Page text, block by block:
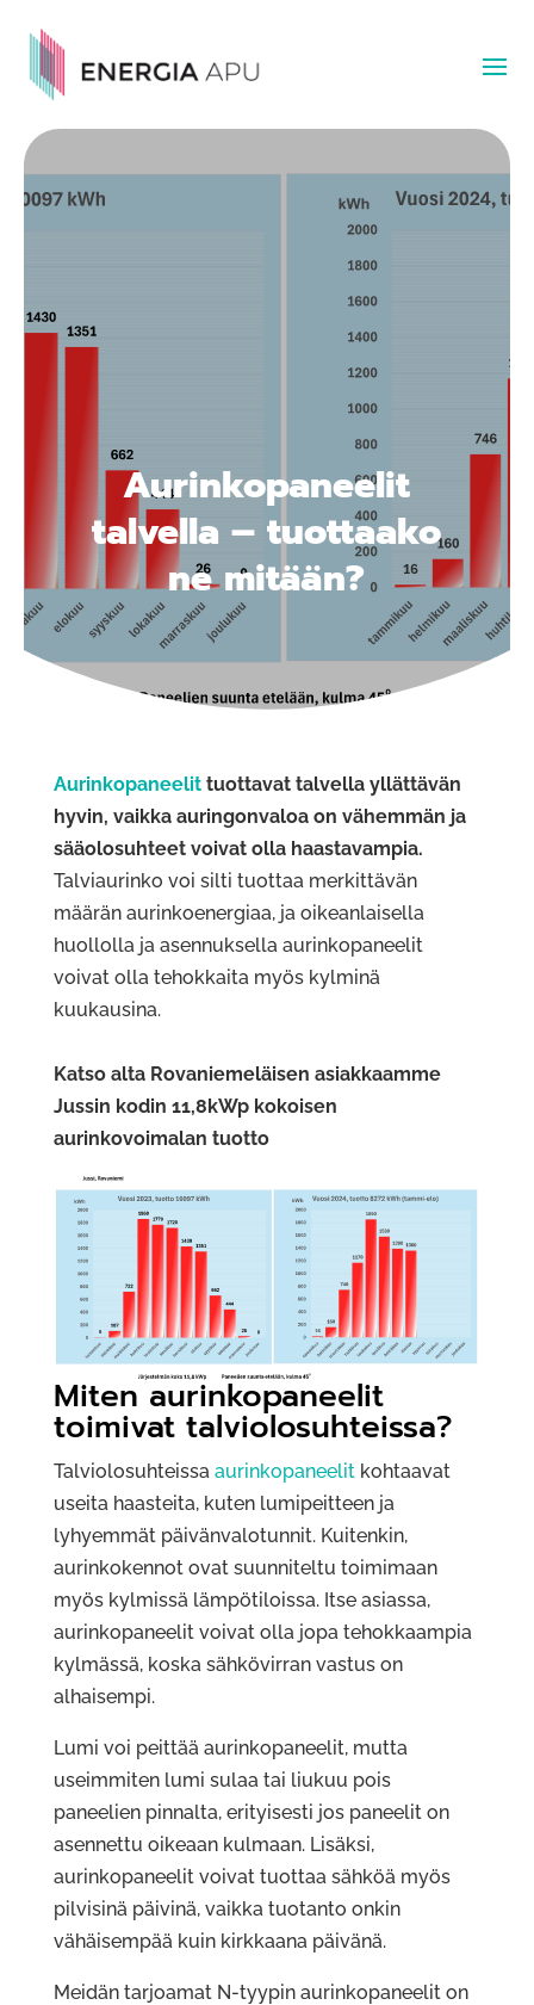
Aurinkopaneelit
talvella – tuottaako
ne mitään?
Aurinkopaneelittuottavat talvella yllättävän
hyvin, vaikka auringonvaloa on vähemmän ja
sääolosuhteet voivat olla haastavampia.
Talviaurinko voi silti tuottaa merkittävän
määrän aurinkoenergiaa, ja oikeanlaisella
huollolla ja asennuksella aurinkopaneelit
voivat olla tehokkaita myös kylminä
kuukausina.
Katso alta Rovaniemeläisen asiakkaamme
Jussin kodin 11,8kWp kokoisen
aurinkovoimalan tuotto
Miten aurinkopaneelit
toimivat talviolosuhteissa?
Talviolosuhteissa aurinkopaneelitkohtaavat
useita haasteita, kuten lumipeitteen ja
lyhyemmät päivänvalotunnit. Kuitenkin,
aurinkokennot ovat suunniteltu toimimaan
myös kylmissä lämpötiloissa. Itse asiassa,
aurinkopaneelit voivat olla jopa tehokkaampia
kylmässä, koska sähkövirran vastus on
alhaisempi.
Lumi voi peittää aurinkopaneelit, mutta
useimmiten lumi sulaa tai liukuu pois
paneelien pinnalta, erityisesti jos paneelit on
asennettu oikeaan kulmaan. Lisäksi,
aurinkopaneelit voivat tuottaa sähköä myös
pilvisinä päivinä, vaikka tuotanto onkin
vähäisempää kuin kirkkaana päivänä.
Meidän tarjoamat N-tyypin aurinkopaneelit on